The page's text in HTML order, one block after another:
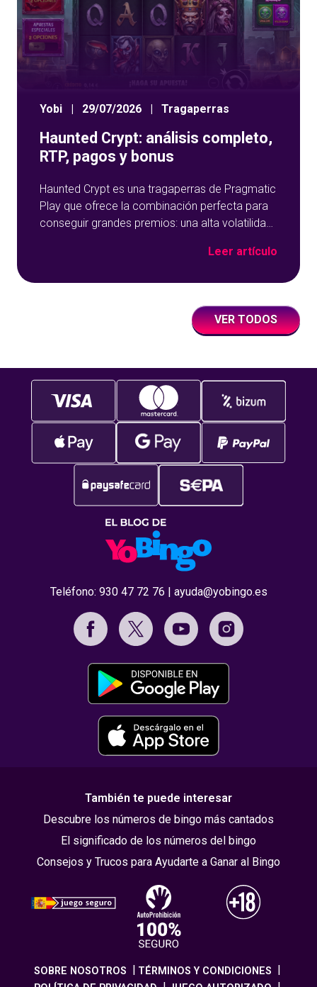
Yobi | 29/07/2026 | Tragaperras
Haunted Crypt: análisis completo,
RTP, pagos y bonus
Haunted Crypt es una tragaperras de Pragmatic
Play que ofrece la combinación perfecta para
conseguir grandes premios: una alta volatilidad,
de giros gratis muy potente. En esta reseña
funciona, su RTP, tabla de pagos
Leer artículo
VER TODOS
Teléfono: 930 47 72 76 | ayuda@yobingo.es
También te puede interesar
Descubre los números de bingo más cantados
El significado de los números del bingo
Consejos y Trucos para Ayudarte a Ganar al Bingo
SOBRE NOSOTROS
TÉRMINOS Y CONDICIONES